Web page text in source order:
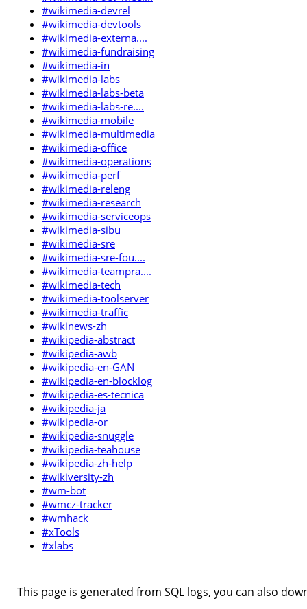
#wikimedia-devrel
#wikimedia-devtools
#wikimedia-externa....
#wikimedia-fundraising
#wikimedia-in
#wikimedia-labs
#wikimedia-labs-beta
#wikimedia-labs-re....
#wikimedia-mobile
#wikimedia-multimedia
#wikimedia-office
#wikimedia-operations
#wikimedia-perf
#wikimedia-releng
#wikimedia-research
#wikimedia-serviceops
#wikimedia-sibu
#wikimedia-sre
#wikimedia-sre-fou....
#wikimedia-teampra....
#wikimedia-tech
#wikimedia-toolserver
#wikimedia-traffic
#wikinews-zh
#wikipedia-abstract
#wikipedia-awb
#wikipedia-en-GAN
#wikipedia-en-blocklog
#wikipedia-es-tecnica
#wikipedia-ja
#wikipedia-or
#wikipedia-snuggle
#wikipedia-teahouse
#wikipedia-zh-help
#wikiversity-zh
#wm-bot
#wmcz-tracker
#wmhack
#xTools
#xlabs
This page is generated from SQL logs, you can also